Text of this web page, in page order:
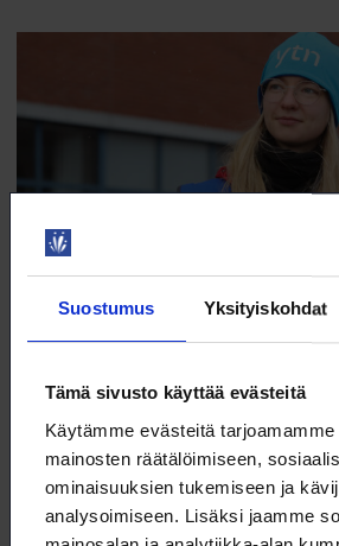
Suostumus Yksityiskohdat
Tämä sivusto käyttää evästeitä
Käytämme evästeitä
mainosten räätälöimiseen,
ominaisuuksien tukemiseen ja
analysoimiseen. Lisäksi jaamme
23.5.2025 TYÖELÄMÄ
tiimellykseen
Turun yliopistossa biokemiaa opiskellut Iida
Oy:ssä prosessikemistinä helmikuussa 2024.